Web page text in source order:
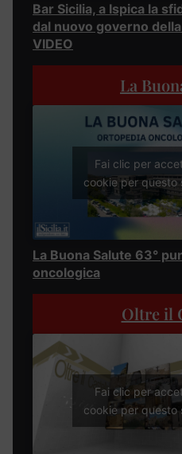
Bar Sicilia, a Ispica la
dal nuovo governo della
VIDEO
La
Fai clic per
cookie per questo
La Buona Salute 63°
oncologica
Oltre il
Fai clic per
cookie per questo